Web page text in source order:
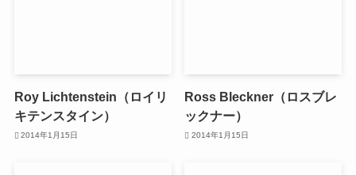
Roy Lichtenstein（ロイリ
キテンスタイン）
2014年1月15日
Ross Bleckner（ロスブレ
ックナー）
2014年1月15日